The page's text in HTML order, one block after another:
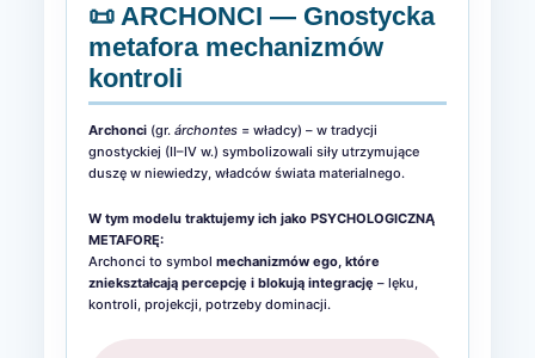
📜 ARCHONCI — Gnostycka
metafora mechanizmów
kontroli
Archonci (gr. árchontes = władcy) – w tradycji
gnostyckiej (II–IV w.) symbolizowali siły utrzymujące
duszę w niewiedzy, władców świata materialnego.
W tym modelu traktujemy ich jako PSYCHOLOGICZNĄ
METAFORĘ:
Archonci to symbol mechanizmów ego, które
zniekształcają percepcję i blokują integrację – lęku,
kontroli, projekcji, potrzeby dominacji.